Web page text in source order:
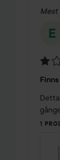
Mest
1
av
5
1